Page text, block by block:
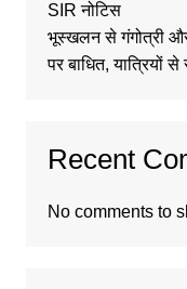
SIR नोटिस
भूस्खलन से गंगोत्री और
पर बाधित, यात्रियों
Recent
No comments to